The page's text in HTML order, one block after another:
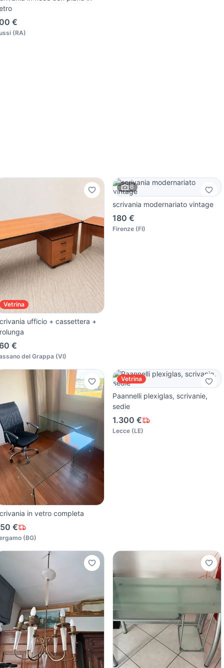
€
(RA)
Vetrina
ufficio + cassettera +
€
del Grappa (VI)
6
scrivania modernariato vintage
180 €
Firenze(FI)
in vetro completa
€
(BG)
Vetrina
Paannelli plexiglas, scrivanie,
sedie
1.300 €
Lecce(LE)